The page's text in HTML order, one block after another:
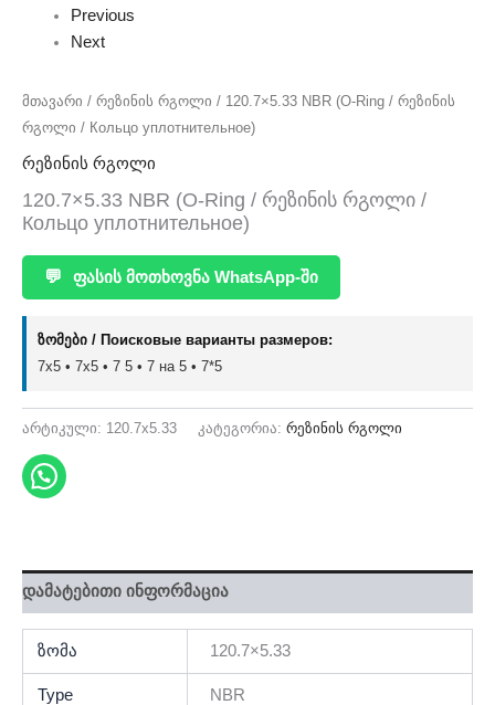
Previous
Next
მთავარი / რეზინის რგოლი / 120.7×5.33 NBR (O-Ring / რეზინის
რგოლი / Кольцо уплотнительное)
რეზინის რგოლი
120.7×5.33 NBR (O-Ring / რეზინის რგოლი /
Кольцо уплотнительное)
💬 ფასის მოთხოვნა WhatsApp-ში
ზომები / Поисковые варианты размеров:
7x5 • 7х5 • 7 5 • 7 на 5 • 7*5
არტიკული: 120.7x5.33 კატეგორია: რეზინის რგოლი
დამატებითი ინფორმაცია
ზომა 120.7×5.33
Type NBR